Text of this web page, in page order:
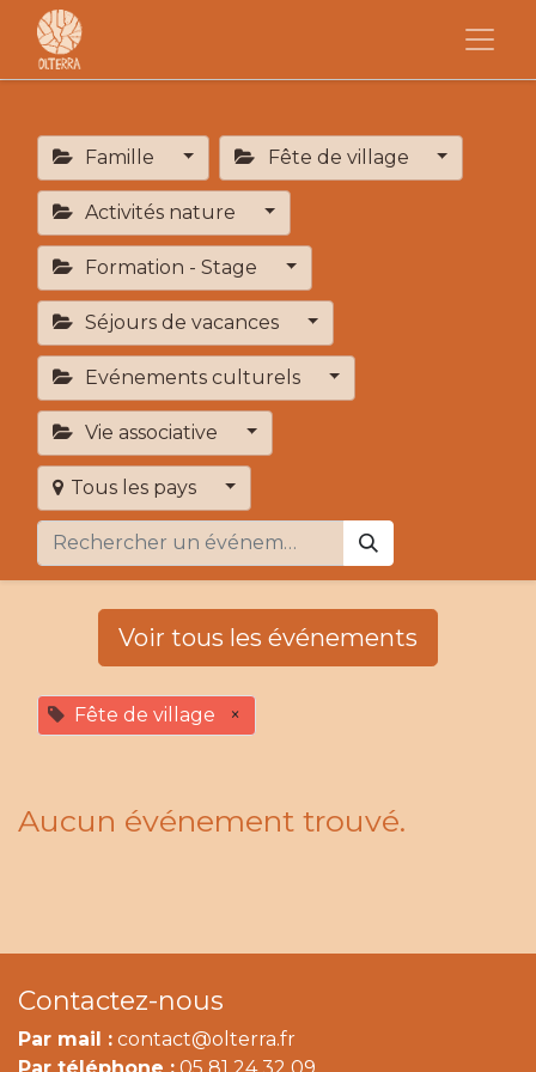
Famille Fête de village
Activités nature
Formation - Stage
Séjours de vacances
Evénements culturels
Vie associative
Tous les pays
Voir tous les événements
Fête de village ×
Aucun événement trouvé.
Contactez-nous
Par mail : contact@olterra.fr